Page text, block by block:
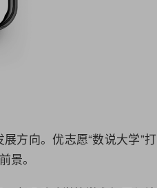
方向。优志愿“数说大学”打
景。